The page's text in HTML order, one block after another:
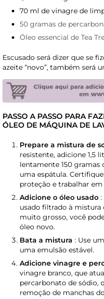
70 ml de vinagre de
50 gramas de
Óleo essencial de Tea
Escusado será dizer que se
azeite “novo”, também será
PASSO A PASSO PARA
ÓLEO DE MÁQUINA DE
Prepare a mistura de
resistente, adicione 1,5
lentamente 150 gramas
uma espátula.
proteção e trabalhar
Adicione o óleo usado :
usado filtrado à mistura
muito grosso, você
óleo novo.
Bata a mistura : Use
uma emulsão estável.
Adicione vinagre e
vinagre branco, que
percarbonato de sódio,
remoção de manchas